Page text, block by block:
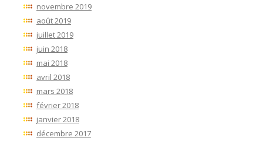
novembre 2019
août 2019
juillet 2019
juin 2018
mai 2018
avril 2018
mars 2018
février 2018
janvier 2018
décembre 2017